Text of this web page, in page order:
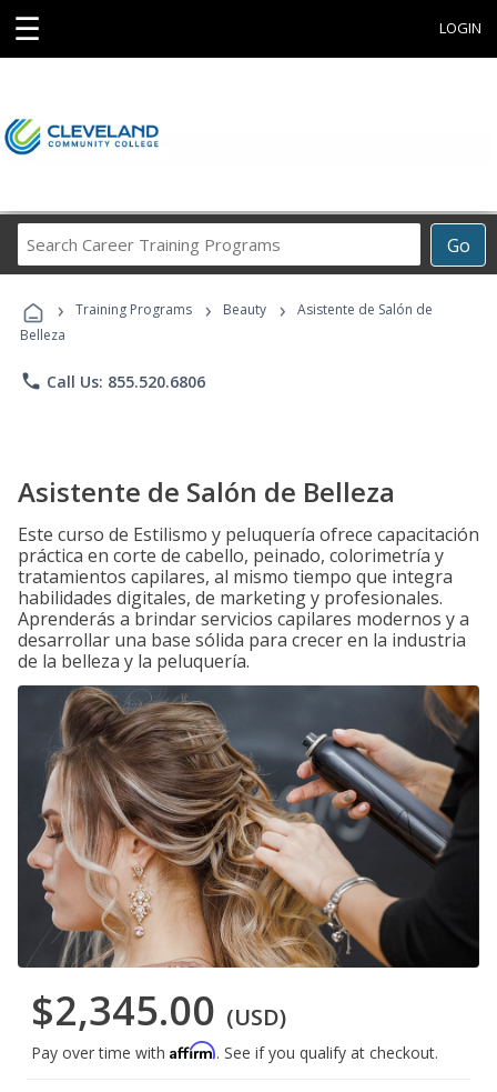
☰ LOGIN
Go
Career
Programs
› Training Programs › Beauty ›
Asistente de Salón de
Belleza
phone Call Us: 855.520.6806
Asistente de Salón de Belleza
Este curso de Estilismo y peluquería ofrece capacitación
práctica en corte de cabello, peinado, colorimetría y
tratamientos capilares, al mismo tiempo que integra
habilidades digitales, de marketing y profesionales.
Aprenderás a brindar servicios capilares modernos y a
desarrollar una base sólida para crecer en la industria
de la belleza y la peluquería.
$2,345.00 (USD)
Pay over time with Affirm. See if you qualify at checkout.